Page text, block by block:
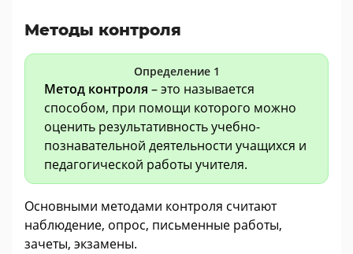
Методы контроля
Определение 1
Метод контроля – это называется
способом, при помощи которого можно
оценить результативность учебно-
познавательной деятельности учащихся и
педагогической работы учителя.
Основными методами контроля считают
наблюдение, опрос, письменные работы,
зачеты, экзамены.